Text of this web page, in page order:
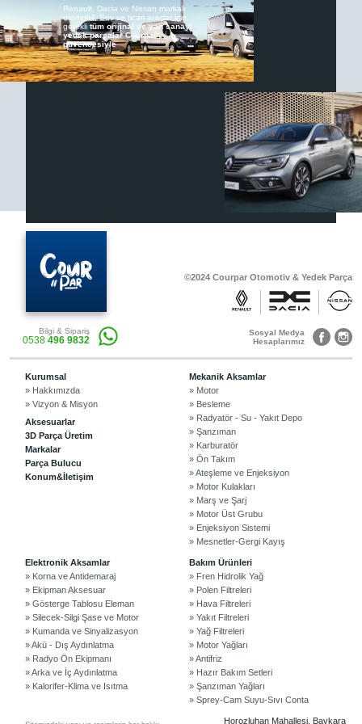
Otomobil, Suv, arazi ve ticari araçlar için
gerekli sarf malzemeler Courpar’da
Araçlarınız için bulunamayan parçaları
©2024 Courpar Otomotiv & Yedek Parça
Renault & Dacia Araçlarınızda
Yedek Parça Çözümleri için
En Güvenilir Destek Noktası
Renault, Dacia ve Nissan markalı
otomobil, Suv ve ticari araçlar için
gereklitüm orijinal ve yan sanayi
yedek parçalar Courpar
güvencesiyle
©2024 Courpar Otomotiv & Yedek Parça
Bilgi & Sipariş
0538 496 9832
Sosyal Medya
Hesaplarımız
Horozluhan Mahallesi, Baykara
Kurumsal
» Hakkımızda
» Vizyon & Misyon
Aksesuarlar
3D Parça Üretim
Markalar
Parça Bulucu
Konum&İletişim
Mekanik Aksamlar
» Motor
» Besleme
» Radyatör - Su - Yakıt Depo
» Şanzıman
» Karburatör
» Ön Takım
» Ateşleme ve Enjeksiyon
» Motor Kulakları
» Marş ve Şarj
» Motor Üst Grubu
» Enjeksiyon Sistemi
» Mesnetler-Gergi Kayış
Elektronik Aksamlar
» Korna ve Antidemaraj
» Ekipman Aksesuar
» Gösterge Tablosu Eleman
» Silecek-Silgi Şase ve Motor
» Kumanda ve Sinyalizasyon
» Akü - Dış Aydınlatma
» Radyo Ön Ekipmanı
» Arka ve İç Aydınlatma
» Kalorifer-Klima ve Isıtma
Bakım Ürünleri
» Fren Hidrolik Yağ
» Polen Filtreleri
» Hava Filtreleri
» Yakıt Filtreleri
» Yağ Filtreleri
» Motor Yağları
» Antifriz
» Hazır Bakım Setleri
» Şanzıman Yağları
» Sprey-Cam Suyu-Sıvı Conta